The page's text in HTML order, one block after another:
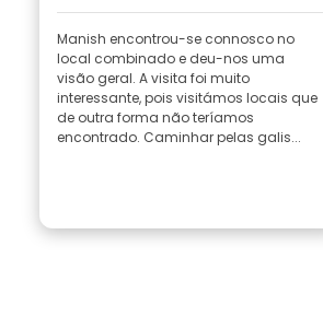
Manish encontrou-se connosco no
local combinado e deu-nos uma
visão geral. A visita foi muito
interessante, pois visitámos locais que
de outra forma não teríamos
encontrado. Caminhar pelas galis...